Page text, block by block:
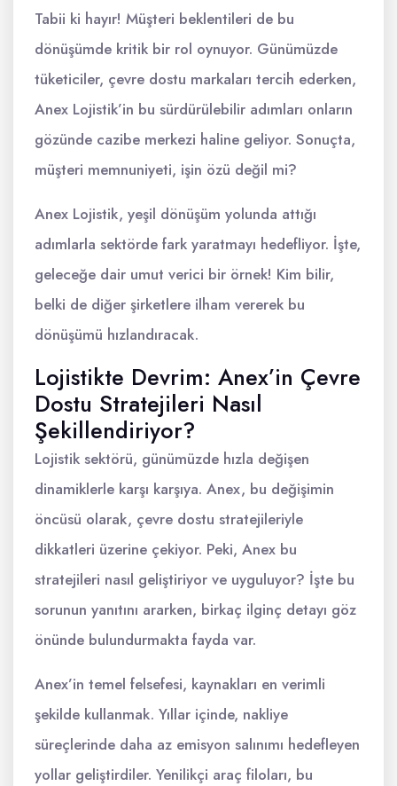
Tabii ki hayır! Müşteri beklentileri de bu
dönüşümde kritik bir rol oynuyor. Günümüzde
tüketiciler, çevre dostu markaları tercih ederken,
Anex Lojistik’in bu sürdürülebilir adımları onların
gözünde cazibe merkezi haline geliyor. Sonuçta,
müşteri memnuniyeti, işin özü değil mi?
Anex Lojistik, yeşil dönüşüm yolunda attığı
adımlarla sektörde fark yaratmayı hedefliyor. İşte,
geleceğe dair umut verici bir örnek! Kim bilir,
belki de diğer şirketlere ilham vererek bu
dönüşümü hızlandıracak.
Lojistikte Devrim: Anex’in Çevre
Dostu Stratejileri Nasıl
Şekillendiriyor?
Lojistik sektörü, günümüzde hızla değişen
dinamiklerle karşı karşıya. Anex, bu değişimin
öncüsü olarak, çevre dostu stratejileriyle
dikkatleri üzerine çekiyor. Peki, Anex bu
stratejileri nasıl geliştiriyor ve uyguluyor? İşte bu
sorunun yanıtını ararken, birkaç ilginç detayı göz
önünde bulundurmakta fayda var.
Anex’in temel felsefesi, kaynakları en verimli
şekilde kullanmak. Yıllar içinde, nakliye
süreçlerinde daha az emisyon salınımı hedefleyen
yollar geliştirdiler. Yenilikçi araç filoları, bu